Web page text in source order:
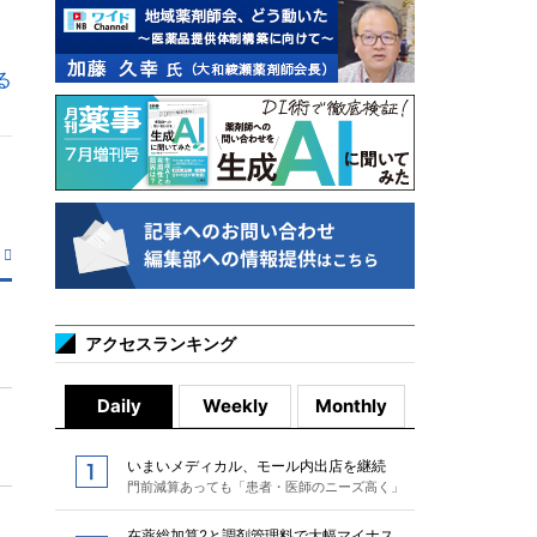
アクセスランキング
Daily Weekly Monthly
いまいメディカル、モール内出店を継続
門前減算あっても「患者・医師のニーズ高く」